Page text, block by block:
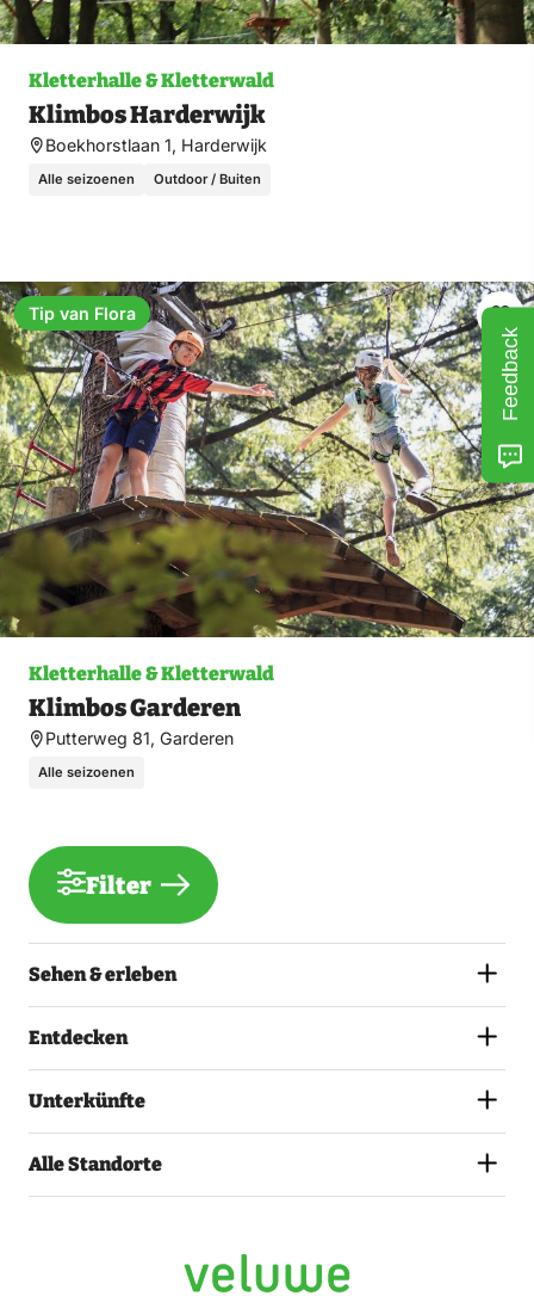
Kletterhalle & Kletterwald
Klimbos Harderwijk
Boekhorstlaan 1, Harderwijk
Alle seizoenen Outdoor / Buiten
Kletterhalle & Kletterwald
Klimbos Garderen
Putterweg 81, Garderen
Alle seizoenen
Tip van Flora
Filter
Sehen & erleben
Entdecken
Unterkünfte
Alle Standorte
Feedback